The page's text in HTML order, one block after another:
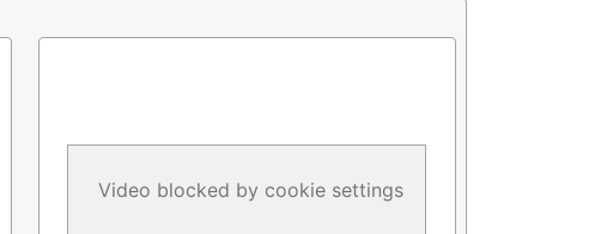
Video blocked by cookie settings